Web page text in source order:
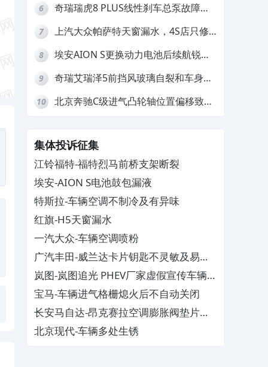
6
奇瑞瑞虎8 PLUS线性刹车总泵故障，
7
上汽大众帕萨特天窗漏水，4S店只修
8
埃安AION S更换动力电池后续航锐
9
奇瑞艾瑞泽5前挡风玻璃自裂和车身多
10
北京奔驰C级进气凸轮轴位置偏移致发
集体投诉征集
江铃福特-福特烈马前桥支架断裂
埃安-AION S电池鼓包漏液
特斯拉-车辆空调不制冷及有异味
红旗-H5天窗漏水
一汽大众-车辆空调喷粉
广汽丰田-威兰达卡片钥匙不灵敏及易消
磁
岚图-岚图追光 PHEV厂家虚假宣传车辆配
置与功能
宝马-车辆进气格栅熄火后不自动关闭
长安马自达-昂克赛拉空调膨胀阀垫片生
锈
北京现代-车辆多处生锈